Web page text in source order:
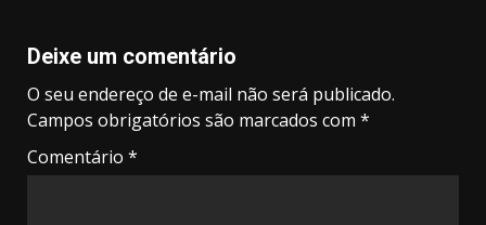
Deixe um comentário
O seu endereço de e-mail não será publicado.
Campos obrigatórios são marcados com *
Comentário *